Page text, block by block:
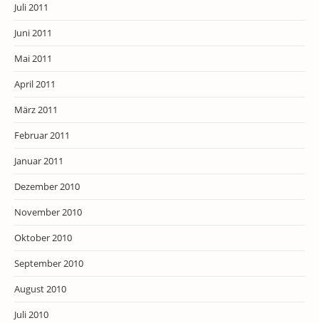
Juli 2011
Juni 2011
Mai 2011
April 2011
März 2011
Februar 2011
Januar 2011
Dezember 2010
November 2010
Oktober 2010
September 2010
August 2010
Juli 2010